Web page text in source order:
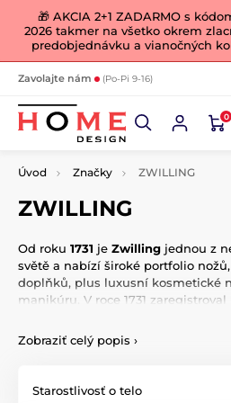
🎁 AKCIA 2+1 ZADARMO s
2026 takmer na všetko okrem
predobjednávku a vianočných
Zavolajte nám (Po-Pi 9-16)
0
Úvod Značky ZWILLING
ZWILLING
Od roku 1731 je Zwilling jednou z
světě a nabízí široké portfolio
doplňků, plus luxusní kosmetické
manikúru. V roce 1731 zaregistroval
Cutler's Guild of Solingen, čímž
společnosti.
dnesvýrazemsofistikovaného
Zobraziť celý popis ›
Starostlivosť o telo